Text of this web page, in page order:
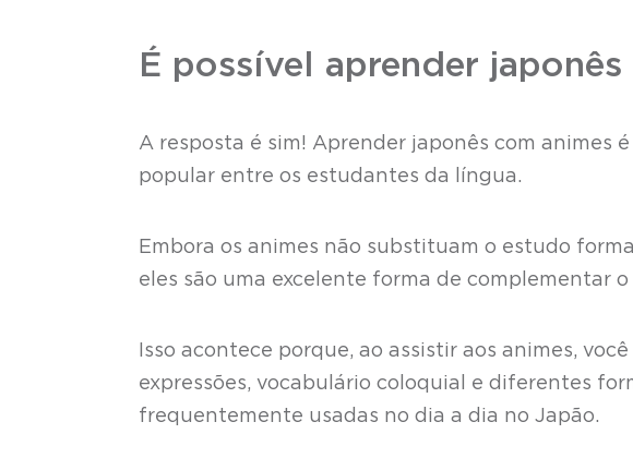
É possível aprender japonês
A resposta é sim! Aprender japonês com animes
popular entre os estudantes da língua.
Embora os animes não substituam o estudo
eles são uma excelente forma de complementar
Isso acontece porque, ao assistir aos animes,
expressões, vocabulário coloquial e diferentes
frequentemente usadas no dia a dia no Japão.